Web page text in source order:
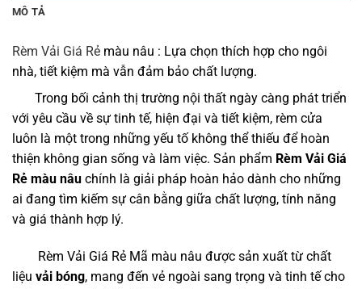
MÔ TẢ
Rèm Vải Giá Rẻ màu nâu : Lựa chọn thích hợp cho ngôi
nhà, tiết kiệm mà vẫn đảm bảo chất lượng.
Trong bối cảnh thị trường nội thất ngày càng phát triển
với yêu cầu về sự tinh tế, hiện đại và tiết kiệm, rèm cửa
luôn là một trong những yếu tố không thể thiếu để hoàn
thiện không gian sống và làm việc. Sản phẩm Rèm Vải Giá
Rẻ màu nâu chính là giải pháp hoàn hảo dành cho những
ai đang tìm kiếm sự cân bằng giữa chất lượng, tính năng
và giá thành hợp lý.
Rèm Vải Giá Rẻ Mã màu nâu được sản xuất từ chất
liệu vải bóng, mang đến vẻ ngoài sang trọng và tinh tế cho